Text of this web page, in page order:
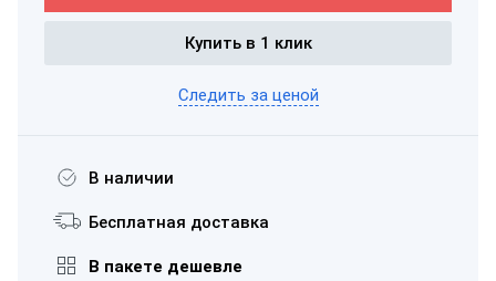
Купить в 1 клик
Следить за ценой
В наличии
Бесплатная доставка
В пакете дешевле